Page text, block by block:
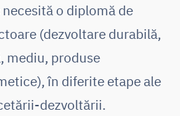
o diplomă de
(dezvoltare durabilă,
mediu, produse
în diferite etape ale
dezvoltării.